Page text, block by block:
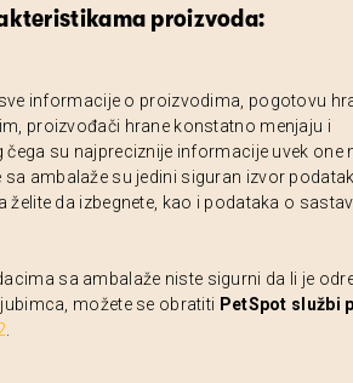
proizvoda:
informacije o proizvodima, pogotovu
proizvođači hrane konstatno menjaju i
su najpreciznije informacije uvek one
ambalaže su jedini siguran izvor
da izbegnete, kao i podataka o
sa ambalaže niste sigurni da li je
možete se obratiti PetSpot službi